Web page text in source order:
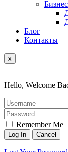
Блог
Контакты
x
Hello, Welcome
Remember Me